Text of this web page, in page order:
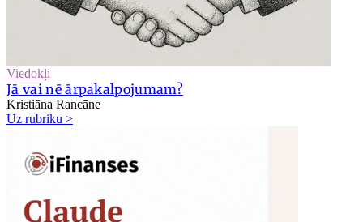
Viedokļi
Jā vai nē ārpakalpojumam?
Kristiāna Rancāne
Uz rubriku >